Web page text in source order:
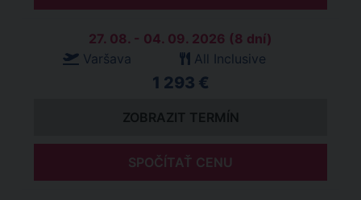
27. 08. - 04. 09. 2026 (8 dní)
Varšava
All Inclusive
1 293 €
ZOBRAZIT TERMÍN
SPOČÍTAŤ CENU